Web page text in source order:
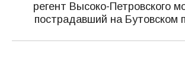
запись:
регент Высоко-Петровского
пострадавший на Бутовском